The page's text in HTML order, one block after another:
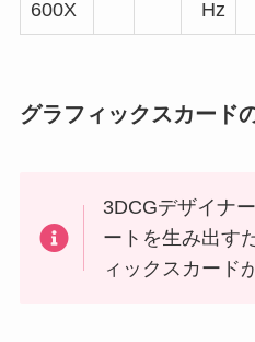
600X
Hz
グラフィックスカード
3DCGデザイナ
ートを生み出す
ィックスカード